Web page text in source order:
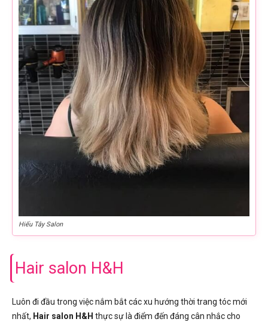
Hiếu Tây Salon
Hair salon H&H
Luôn đi đầu trong việc nắm bắt các xu hướng thời trang tóc mới
nhất, Hair salon H&H thực sự là điểm đến đáng cân nhắc cho